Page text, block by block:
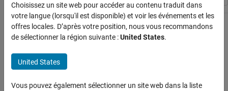
Choisissez un site web pour accéder au contenu traduit dans
votre langue (lorsqu'il est disponible) et voir les événements et les
offres locales. D’après votre position, nous vous recommandons
de sélectionner la région suivante :United States.
United States
Vous pouvez également sélectionner un site web dans la liste